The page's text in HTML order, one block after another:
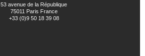
53 avenue de la République
75011 Paris France
+33 (0)9 50 18 39 08